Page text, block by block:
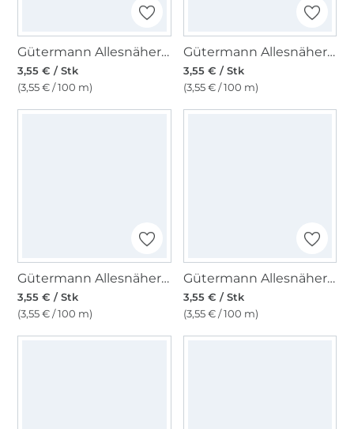
Gütermann Allesnäher rPET 100 m, (000) schwarz
3,55 € / Stk
(3,55 € / 100 m)
Gütermann Allesnäher rPET 100 m, (824) graugrün
3,55 € / Stk
(3,55 € / 100 m)
Gütermann Allesnäher rPET 100 m, (733) pink
3,55 € / Stk
(3,55 € / 100 m)
Gütermann Allesnäher rPET 100 m, (722) sand
3,55 € / Stk
(3,55 € / 100 m)